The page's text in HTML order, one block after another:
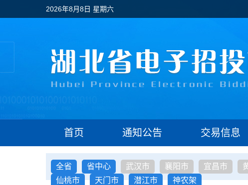
2026年8月8日 星期六
首页 通知公告 交易信息
全省
省中心 武汉市 襄阳市 宜昌市
仙桃市
天门市 潜江市 神农架